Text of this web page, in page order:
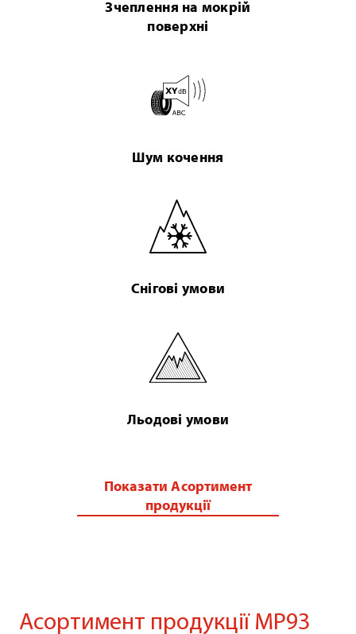
Зчеплення на мокрій
поверхні
Шум кочення
Снігові умови
Льодові умови
Показати Асортимент
продукції
Асортимент продукції MP93